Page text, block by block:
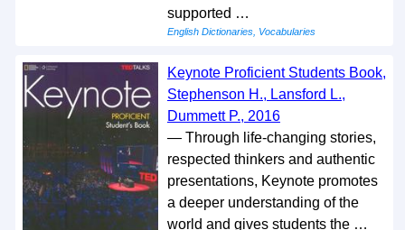
supported …
English Dictionaries, Vocabularies
Keynote Proficient Students Book,
Stephenson H., Lansford L.,
Dummett P., 2016
— Through life-changing stories,
respected thinkers and authentic
presentations, Keynote promotes
a deeper understanding of the
world and gives students the …